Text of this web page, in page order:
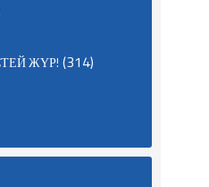
ЖҮР! (314)